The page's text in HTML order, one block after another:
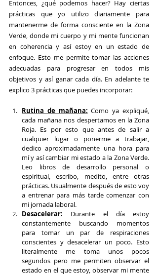
Entonces, ¿qué podemos hacer? Hay ciertas
prácticas que yo utilizo diariamente para
mantenerme de forma consciente en la Zona
Verde, donde mi cuerpo y mi mente funcionan
en coherencia y así estoy en un estado de
enfoque. Esto me permite tomar las acciones
adecuadas para progresar en todos mis
objetivos y así ganar cada día. En adelante te
explico 3 prácticas que puedes incorporar:
Rutina de mañana: Como ya expliqué,
cada mañana nos despertamos en la Zona
Roja. Es por esto que antes de salir a
cualquier lugar o ponerme a trabajar,
dedico aproximadamente una hora para
mí y así cambiar mi estado a la Zona Verde.
Leo libros de desarrollo personal o
espiritual, escribo, medito, entre otras
prácticas. Usualmente después de esto voy
a entrenar para más tarde comenzar con
mi jornada laboral.
Desacelerar: Durante el día estoy
constantemente buscando momentos
para tomar un par de respiraciones
conscientes y desacelerar un poco. Esto
literalmente me toma unos pocos
segundos pero me permiten observar el
estado en el que estoy, observar mi mente